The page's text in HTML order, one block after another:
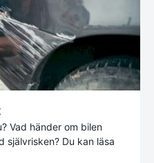
Vad händer om bilen
självrisken? Du kan läsa